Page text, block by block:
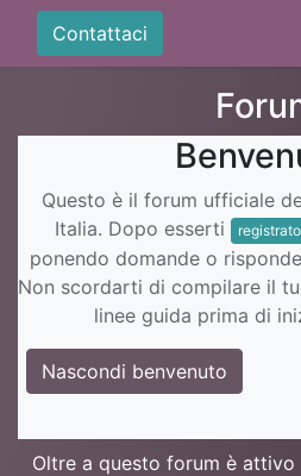
Contattaci
Questo è il forum ufficiale
Italia. Dopo esserti
registrato
ponendo domande o
Non scordarti di compilare il
linee guida prima di
Nascondi benvenuto
Oltre a questo forum è attivo